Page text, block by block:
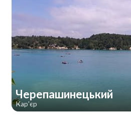
Черепашинецький
Кар'єр